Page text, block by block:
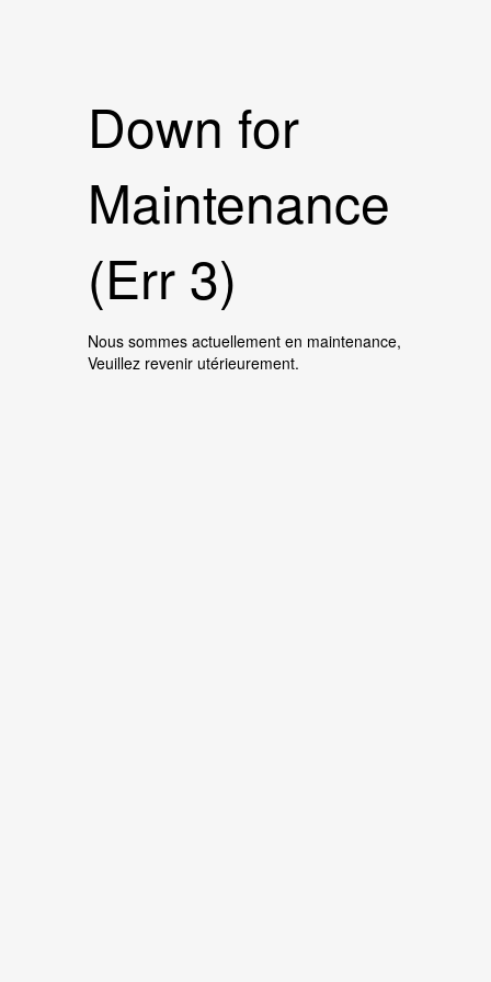
Down for
Maintenance
(Err 3)
Nous sommes actuellement en maintenance,
Veuillez revenir utérieurement.